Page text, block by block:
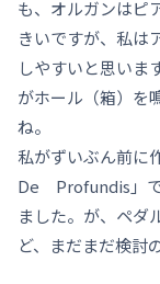
も、オルガンはピ
きいですが、私は
しやすいと思いま
がホール（箱）を
ね。
私がずいぶん前
De Profundis」で
ました。が、ペダ
ど、まだまだ検討